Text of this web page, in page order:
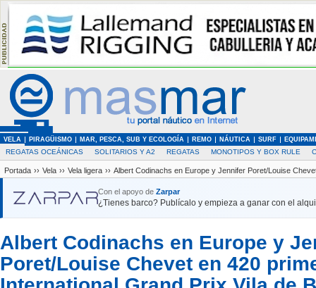
VELA PIRAGÜISMO MAR, PESCA, SUB Y ECOLOGÍA REMO NÁUTICA SURF
REGATAS OCEÁNICAS SOLITARIOS Y A2 REGATAS MONOTIPOS Y BOX RULE
Portada ›› Vela ›› Vela ligera ›› Albert Codinachs en Europe y Jennifer Poret/Louise
Con el apoyo de Zarpar
¿Tienes barco? Publícalo y empieza a ganar con el
Albert Codinachs en Europe y
Poret/Louise Chevet en 420